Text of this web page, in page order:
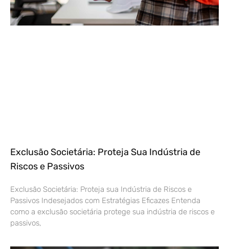
Exclusão Societária: Proteja Sua Indústria de
Riscos e Passivos
Exclusão Societária: Proteja sua Indústria de Riscos e
Passivos Indesejados com Estratégias Eficazes Entenda
como a exclusão societária protege sua indústria de riscos e
passivos,